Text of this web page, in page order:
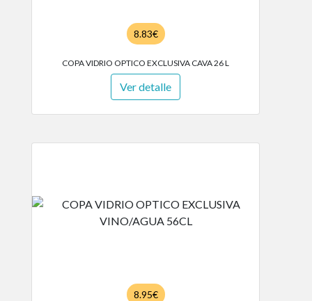
8.83€
COPA VIDRIO OPTICO EXCLUSIVA CAVA 26 L
Ver detalle
8.95€